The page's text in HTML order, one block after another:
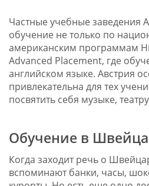
Частные учебные заведения
обучение не только по
американским программам
Advanced Placement, где
английском языке. Австрия
привлекательна для тех
посвятить себя музыке,
Обучение в
Когда заходит речь о
вспоминают банки, часы,